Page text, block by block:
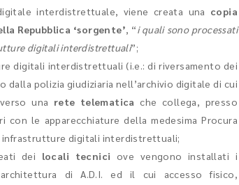
interdistrettuale, viene creata una copia
Repubblica ‘sorgente’, “i quali sono processati
digitali interdistrettuali”;
digitali interdistrettuali (i.e.: di riversamento dei
polizia giudiziaria nell’archivio digitale di cui
una rete telematica che collega, presso
le apparecchiature della medesima Procura
infrastrutture digitali interdistrettuali;
dei locali tecnici ove vengono installati i
di A.D.I. ed il cui accesso fisico,